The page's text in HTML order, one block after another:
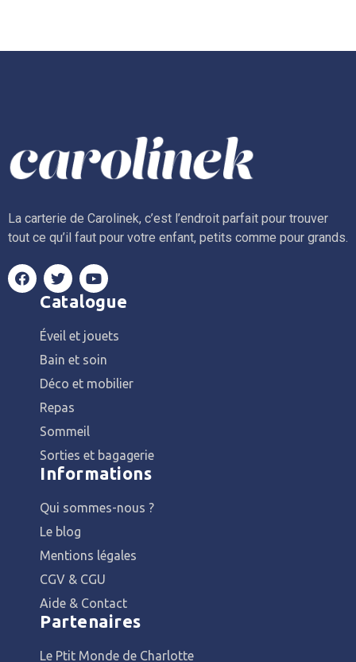
La carterie de Carolinek, c’est l’endroit parfait pour trouver
tout ce qu’il faut pour votre enfant, petits comme pour grands.
Catalogue
Éveil et jouets
Bain et soin
Déco et mobilier
Repas
Sommeil
Sorties et bagagerie
Informations
Qui sommes-nous ?
Le blog
Mentions légales
CGV & CGU
Aide & Contact
Partenaires
Le Ptit Monde de Charlotte